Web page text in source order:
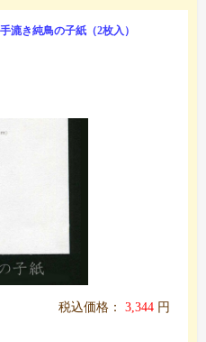
き純鳥の子紙（2枚入）
税込価格： 3,344 円